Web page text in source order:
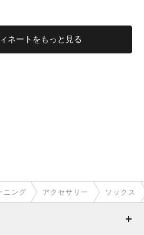
グでカラー968（黒・白・グレ
た。
ールド性やサポート力を高める仕
ネートをもっと見る
ニング アクセサリー ソックス